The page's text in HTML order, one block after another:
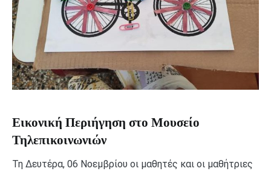
Εικονική Περιήγηση στο Μουσείο
Τηλεπικοινωνιών
Τη Δευτέρα, 06 Νοεμβρίου οι μαθητές και οι μαθήτριες